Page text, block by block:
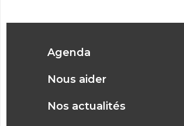
Agenda
Nous aider
Nos actualités